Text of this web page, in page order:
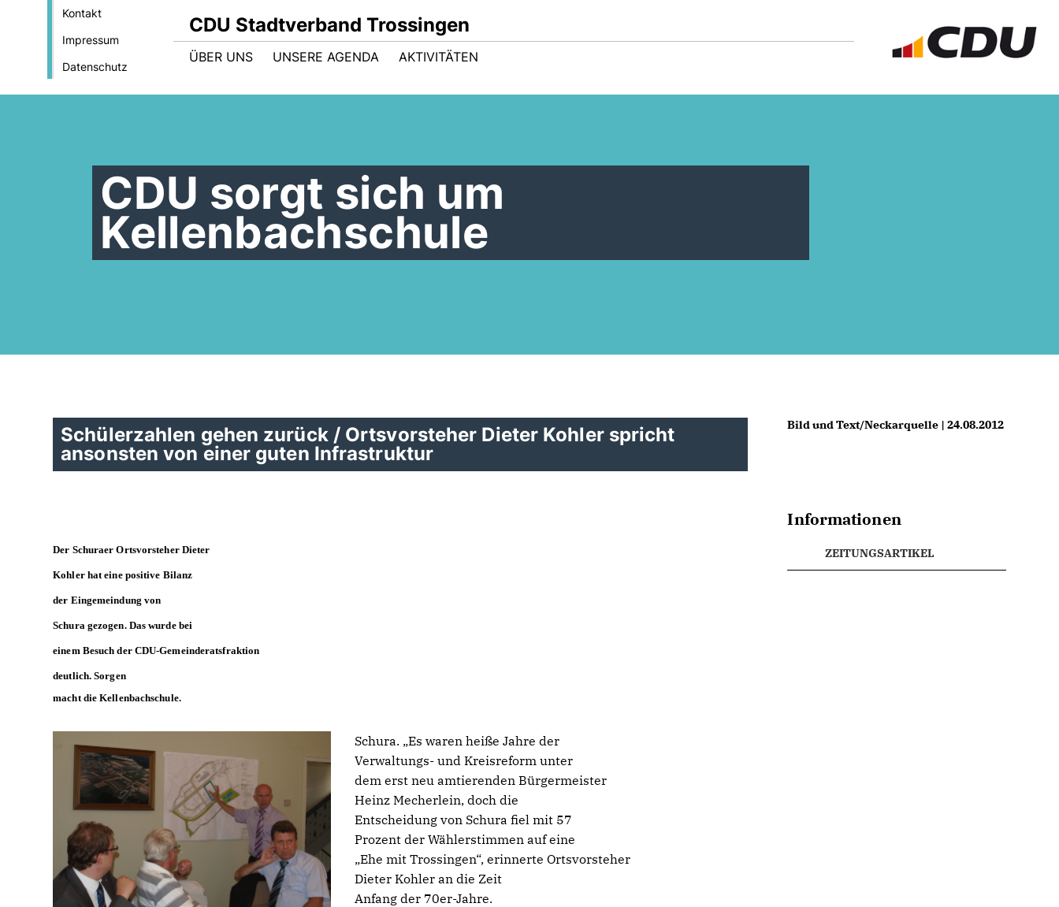
Kontakt
Impressum
Datenschutz
CDU Stadtverband Trossingen
ÜBER UNS UNSERE AGENDA AKTIVITÄTEN
CDU sorgt sich um
Kellenbachschule
Schülerzahlen gehen zurück / Ortsvorsteher Dieter Kohler spricht
ansonsten von einer guten Infrastruktur
Der Schuraer Ortsvorsteher Dieter
Kohler hat eine positive Bilanz
der Eingemeindung von
Schura gezogen. Das wurde bei
einem Besuch der CDU-Gemeinderatsfraktion
deutlich. Sorgen
macht die Kellenbachschule.
Schura. „Es waren heiße Jahre der
Verwaltungs- und Kreisreform unter
dem erst neu amtierenden Bürgermeister
Heinz Mecherlein, doch die
Entscheidung von Schura fiel mit 57
Prozent der Wählerstimmen auf eine
Ehe mit Trossingen“, erinnerte Ortsvorsteher
Dieter Kohler an die Zeit
Anfang der 70er-Jahre.
Bild und Text/Neckarquelle | 24.08.2012
Informationen
ZEITUNGSARTIKEL